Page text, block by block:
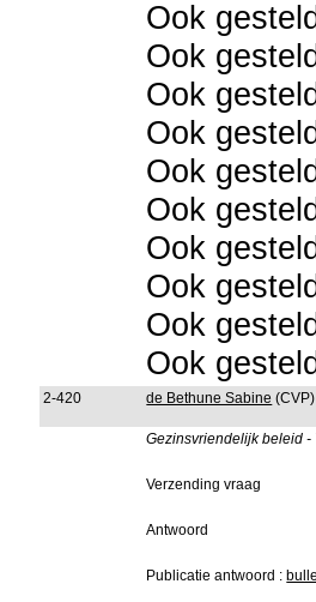
Ook
Ook
Ook
Ook
Ook
Ook
Ook
Ook
Ook
Ook
2-420 de Bethune Sabine (CVP)
Gezinsvriendelijk beleid
Verzending vraag
Antwoord
Publicatie antwoord :